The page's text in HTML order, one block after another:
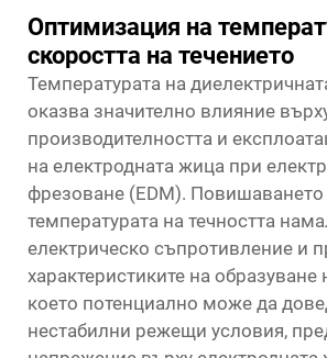
Оптимизация на
скоростта на течението
Температурата на
оказва значително влияние
производителността и
на електродната жица при
фрезоване (EDM). Повишаването
температурата на течността
електрическо съпротивление и
характеристиките на образуване
което потенциално може да
нестабилни режещи условия,